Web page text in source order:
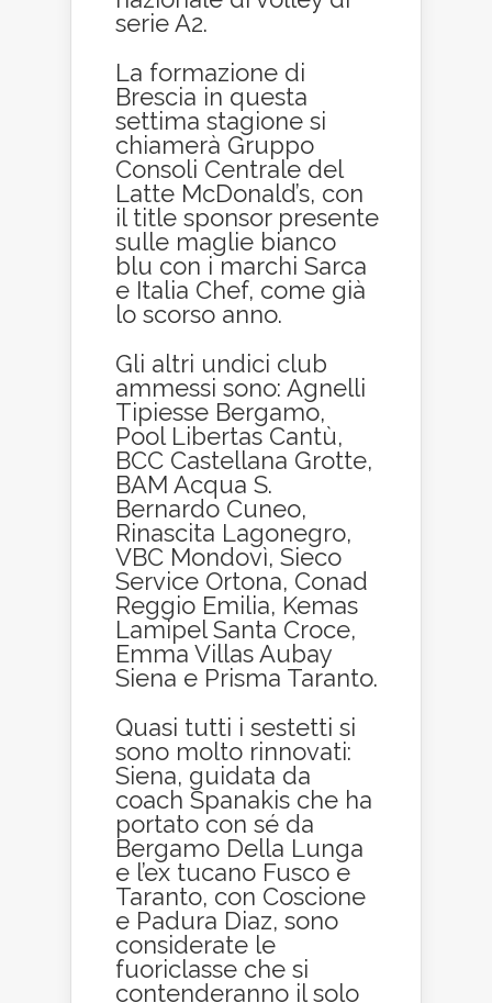
serie A2.
La formazione di
Brescia in questa
settima stagione si
chiamerà Gruppo
Consoli Centrale del
Latte McDonald’s, con
il title sponsor presente
sulle maglie bianco
blu con i marchi Sarca
e Italia Chef, come già
lo scorso anno.
Gli altri undici club
ammessi sono: Agnelli
Tipiesse Bergamo,
Pool Libertas Cantù,
BCC Castellana Grotte,
BAM Acqua S.
Bernardo Cuneo,
Rinascita Lagonegro,
VBC Mondovì, Sieco
Service Ortona, Conad
Reggio Emilia, Kemas
Lamipel Santa Croce,
Emma Villas Aubay
Siena e Prisma Taranto.
Quasi tutti i sestetti si
sono molto rinnovati:
Siena, guidata da
coach Spanakis che ha
portato con sé da
Bergamo Della Lunga
e l’ex tucano Fusco e
Taranto, con Coscione
e Padura Diaz, sono
considerate le
fuoriclasse che si
contenderanno il solo